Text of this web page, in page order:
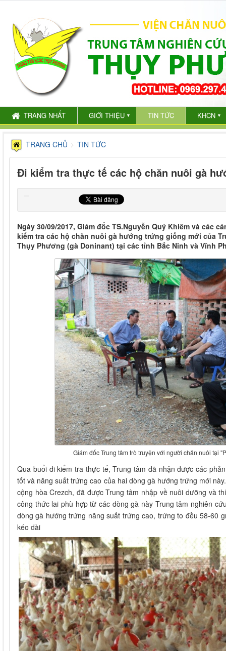
TRANG NHẤT GIỚI THIỆU ▼ TIN TỨC KHCN ▼
TRANG CHỦ TIN TỨC
Đi kiểm tra thực tế các hộ chăn nuôi gà
Ngày 30/09/2017, Giám đốc TS.Nguyễn Quý Khiêm và các
kiểm tra các hộ chăn nuôi gà hướng trứng giống mới của
Thụy Phương (gà Doninant) tại các tỉnh Bắc Ninh và Vĩnh
Giám đốc Trung tâm trò truyện với người chăn nuôi tại
Qua buổi đi kiểm tra thực tế, Trung tâm đã nhận được các
tốt và năng suất trứng cao của hai dòng gà hướng trứng mới
cộng hòa Crezch, đã được Trung tâm nhập về nuôi dưỡng và
công thức lai phù hợp từ các dòng gà này Trung tâm nghiên
dòng gà hướng trứng năng suất trứng cao, trứng to đều 58-60
kéo dài